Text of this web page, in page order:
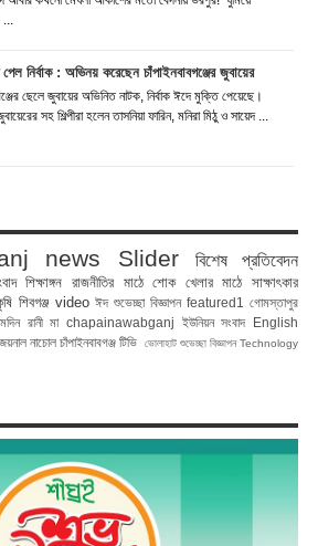
নির্বাক : অভিনয় করেছেন চাঁপাইনবাবগঞ্জের জুবায়ের
ছেলে জুবায়ের অভিনিত নাটক, নির্বাক ঈদে মুক্তি পেয়েছে।
সহ শিল্পীরা হলেন তাসনিয়া ফারিন, মনিরা মিঠু ও সায়েদ ...
news Slider
বিশেষ প্রতিবেদন
শিক্ষাঙ্গন রাজনীতির মাঠে শোক খেলার মাঠে
সাক্ষাৎকার
শিবগঞ্জ video ঈদ শুভেচ্ছা বিজ্ঞাপন featured1
গোমস্তাপুর
রানী মা chapainawabganj ইউনিয়ন সংবাদ
English
নাচোল চাঁপাইনবাবগঞ্জ টিভি ভোলাহাট শুভেচ্ছা বিজ্ঞাপন Technology